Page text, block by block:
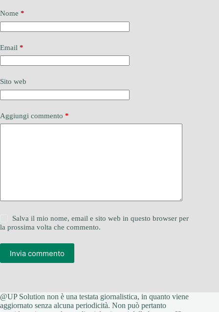
Nome *
Email *
Sito web
Aggiungi commento *
Salva il mio nome, email e sito web in questo browser per
la prossima volta che commento.
Invia commento
@UP Solution non è una testata giornalistica, in quanto viene
aggiornato senza alcuna periodicità. Non può pertanto